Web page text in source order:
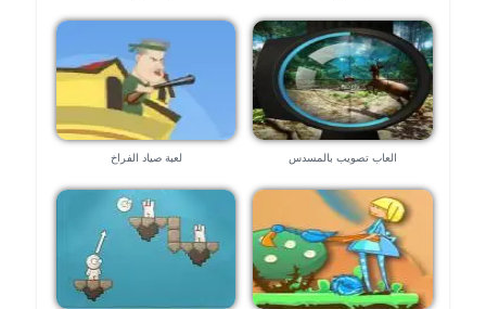
العاب تصويب بالمسدس لعبة صياد الفراخ